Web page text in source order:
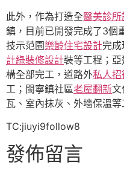
此外，作為打造全醫美診所
鎮，目前已開發完成了3個
技示范園樂齡住宅設計完
計綠裝修設計裝等工程；
構全部完工，道路外私人
工；閩寧鎮社區老屋翻新文
瓦、室內抹灰、外墻保溫等
TC:jiuyi9follow8
發佈留言